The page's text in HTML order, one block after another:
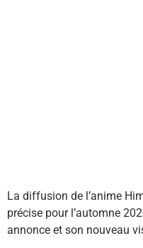
La diffusion de l’anime
précise pour l’automne
annonce et son nouveau